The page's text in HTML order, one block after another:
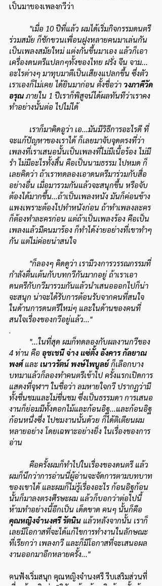
เป็นมาของเพลงกวีว่า
"เมื่อ 10 ปีที่แล้ว ผมได้เริ่มกิจกรรมดนตรี
ร่วมสมัย ก็ชักขวนเพื่อนฝูงหลายคนมาเล่นกัน
เป็นเพลงสมัยใหม่ แต่งกันขึ้นมาเอง แล้วก็เอา
เครื่องดนตรีแปลกๆทั้งของไทย ฝรั่ง จีน จาม...
อะไรต่างๆ มาทุบมาตีเป็นเสียงแปลกขึ้น ซึ่งตัว
เราเองก็ไม่เคย ได้ยินมาก่อน ตั้งชื่อว่า วงภาคีวัด
อรุณ ภายใน 1 ปีเราก็พิสูจน์ได้ผลทันทีว่าเราคง
ทำอย่างนั้นต่อ ไปไม่ได้
จะแก้ปัญหาของเราได้ ก็เลยมาจับจุดตรงที่ว่า
เพลงที่เราเสนอนั้นเป็นเพลงที่ไม่มีเนื้อร้อง ไม่มี
รำ ไม่มีอะไรทั้งสิ้น คือเป็นนามธรรม ไปหมด ก็
เลยคิดว่า ถ้าเราทดลองเอาดนตรีมาร่วมกับสื่อ
อย่างอื่น เมื่อมารวมกันแล้วจะสนุกขึ้น หรือจับ
ต้องได้มากขึ้น...ถ้าเป็นเพลงหนัง มันก็ค่อนข้าง
แพงเพราะต้องไปทำหนังก่อน ถ้าทำเพลงละคร
ก็ต้องทำละครก่อน แต่ถ้าเป็นเพลงร้อง คือเป็น
เพลงแล้วมีคนมาร้อง ก็ทำได้ง่ายอย่างที่เขาทำๆ
กัน แต่ไม่ค่อยน่าสนใจ
"ก็ลองๆ คิดดูว่า เรามีวงการวรรณกรรมที่
กำลังตื่นเต้นกับบทกวีกันมากอยู่ ถ้าเราเอา
ดนตรีกับกวีมารวมกันแล้วนำเสนอออกไปก็น่า
จะสนุก น่าจะได้รับการต้อนรับจากคนที่สนใจ
ในด้านการดนตรีใหม่ๆ และในด้านของคนที่
สนใจเรื่องของกวีอยู่แล้ว..."
"...ในที่สุด ผมก็ทดลองกับผลงานกวีของ
4 ท่าน คือ อุชเชนี จ่าง แซ่ตั้ง อังคาร กัลยาณ
พงศ์ และ เนาวรัตน์ พงษ์ไพบูลย์ ก็เลือกบาง
บทมาแล้วก็ลองทำคนตรีเข้าไป ครั้งแรกเปิดการ
แสดงที่จุฬาฯ ในชื่อว่า ลมหายใจกวี ปรากฏว่ามี
ทั้งชื่นชมและไม่ชื่นชม ซึ่งเป็นธรรมดา การเสนอ
งานก็ย่อมมีทั้งดอกไม้และก้อนอิฐ...และก้อนอิฐ
ก้อนหนึ่งซึ่ง ไปชมงานนั้นด้วย ก็ได้ติเตียนผม
หลายอย่าง โดยเฉพาะอย่างยิ่ง ในเรื่องของการ
อ่าน
คือครั้งผมก็ทำไปในเรื่องของดนตรี แล้ว
ผมก็นึกว่าการอ่านนี่ผู้อ่านจะจัดการตามบทบาท
ของเขาได้ และผมก็ไม่รู้เรื่องอะไร ก้อนอิฐก้อน
นั้นก็มาลงตรงศีรษะผม แล้วก็บอกว่าต่อไปนี้
ห้ามทำอย่างนี้อีกเป็น เด็ดขาด คนๆ นั้นก็คือ
คุณหญิงจำนงศรี รัตนิน แล้วหลังจากนั้น เราก็
เลยมีโอกาสที่จะได้แก้ไขการทำงานในลักษณะ
ที่เรียกว่า เพลงกวี และก็มีโอกาสที่จะเสนอผล
งานออกมาอีกหลายครั้ง..."
คนฟังเริ่มสนุก คุณหญิงจำนงศรี รีบเสริมส่วนที่